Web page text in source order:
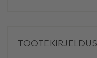
TOOTEKIRJELDUS